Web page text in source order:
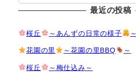
最近の投稿
桜丘 ～あんずの日常の様子 ～
花園の里 ～花園の里BBQ ～
桜丘 ～梅仕込み～